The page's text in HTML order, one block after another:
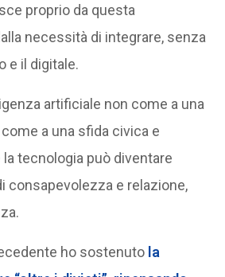
proprio da questa
necessità di integrare, senza
e il digitale.
artificiale non come a una
a una sfida civica e
tecnologia può diventare
consapevolezza e relazione,
ho sostenuto la